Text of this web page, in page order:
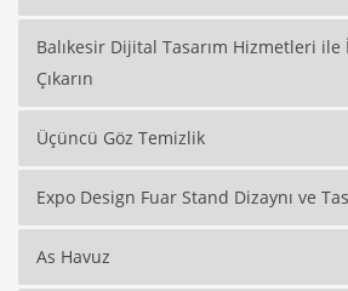
Balıkesir Dijital Tasarım Hizmetleri
Çıkarın
Üçüncü Göz Temizlik
Expo Design Fuar Stand Dizaynı ve
As Havuz